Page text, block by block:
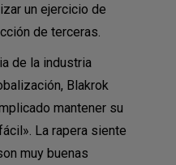
un ejercicio de
de terceras.
de la industria
Blakrok
mantener su
La rapera siente
muy buenas